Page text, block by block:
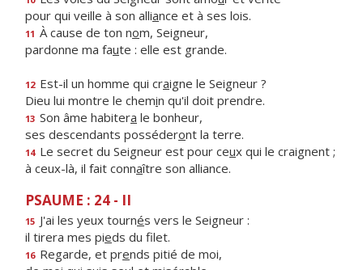
pour qui veille à son alliance et à ses lois.
11 À cause de ton nom, Seigneur,
pardonne ma faute : elle est grande.
12 Est-il un homme qui craigne le Seigneur ?
Dieu lui montre le chemin qu'il doit prendre.
13 Son âme habitera le bonheur,
ses descendants posséderont la terre.
14 Le secret du Seigneur est pour ceux qui le craignent ;
à ceux-là, il fait connaître son alliance.
PSAUME : 24 - II
15 J'ai les yeux tournés vers le Seigneur :
il tirera mes pieds du filet.
16 Regarde, et prends pitié de moi,